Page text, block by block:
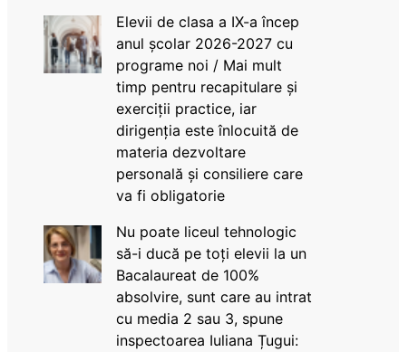
Elevii de clasa a IX-a încep
anul școlar 2026-2027 cu
programe noi / Mai mult
timp pentru recapitulare și
exerciții practice, iar
dirigenția este înlocuită de
materia dezvoltare
personală și consiliere care
va fi obligatorie
Nu poate liceul tehnologic
să-i ducă pe toți elevii la un
Bacalaureat de 100%
absolvire, sunt care au intrat
cu media 2 sau 3, spune
inspectoarea Iuliana Țugui: